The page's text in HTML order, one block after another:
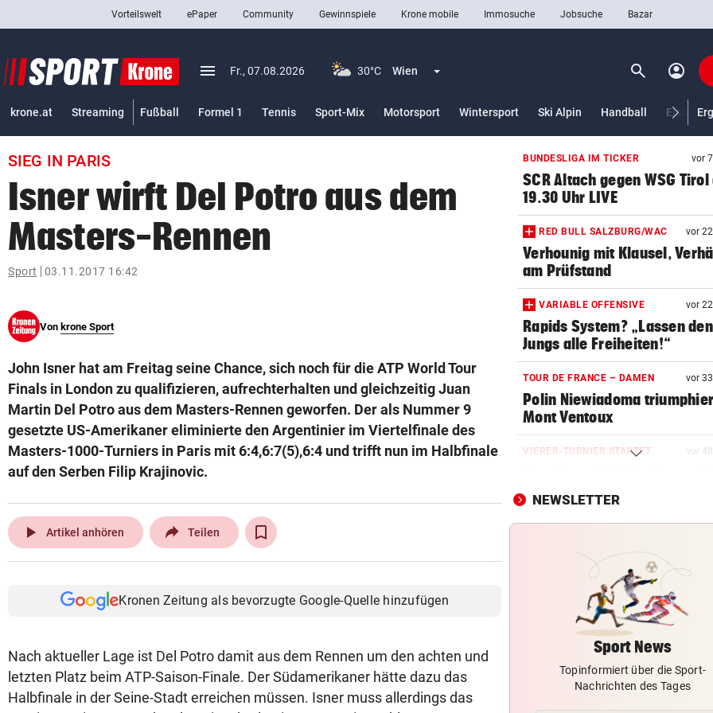
closeSchließen
Abonnieren
pin_drop
bookmark
search
Suchbegriff
© Krone Multimedia GmbH & Co KG 2026
Muthgasse 2, 1190 Wien
Vorteilswelt ePaper Community Gewinnspiele Krone mobile Immosuche Jobsuche Bazar
menu Menü aufklappen
Fr., 07.08.2026 30°C Wien Menü aufklappen search Suchen
account_circle
krone.at Streaming Fußball Formel 1 Tennis Sport-Mix Motorsport Wintersport Ski Alpin Handball
SIEG IN PARIS
Isner wirft Del Potro aus dem
Masters-Rennen
Sport 03.11.2017 16:42
Von krone Sport
John Isner hat am Freitag seine Chance, sich noch für die ATP World Tour
Finals in London zu qualifizieren, aufrechterhalten und gleichzeitig Juan
Martin Del Potro aus dem Masters-Rennen geworfen. Der als Nummer 9
gesetzte US-Amerikaner eliminierte den Argentinier im Viertelfinale des
Masters-1000-Turniers in Paris mit 6:4,6:7(5),6:4 und trifft nun im Halbfinale
auf den Serben Filip Krajinovic.
play_arrow Artikel anhören Teilen
Kronen Zeitung als bevorzugte Google-Quelle hinzufügen
Nach aktueller Lage ist Del Potro damit aus dem Rennen um den achten und
letzten Platz beim ATP-Saison-Finale. Der Südamerikaner hätte dazu das
Halbfinale in der Seine-Stadt erreichen müssen. Isner muss allerdings das
BUNDESLIGA IM TICKER vor
SCR Altach gegen WSG Tirol
19.30 Uhr LIVE
RED BULL SALZBURG/WAC vor
Verhounig mit Klausel,
am Prüfstand
VARIABLE OFFENSIVE vor
Rapids System? „Lassen den
Jungs alle Freiheiten!“
TOUR DE FRANCE – DAMEN vor
Polin Niewiadoma
Mont Ventoux
VIERER-TURNIER STARTET vor
ins CL-Playoff
AUSTRIA WIEN vor
violetten Realität
SCHONUNG ANGESAGT
Operation bei ÖSV-Skistar
erfolgreich verlaufen!
VOR FOOTBALL-MATCH
Wikinger entern Museum:
NEWSLETTER
Sport News
Topinformiert über die Sport-
Nachrichten des Tages